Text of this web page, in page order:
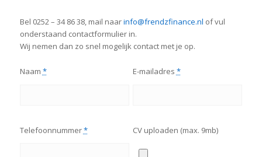
Bel 0252 – 34 86 38, mail naarinfo@frendzfinance.nl of vul
onderstaand contactformulier in.
Wij nemen dan zo snel mogelijk contact met je op.
Naam * E-mailadres *
Telefoonnummer* CV uploaden (max. 9mb)